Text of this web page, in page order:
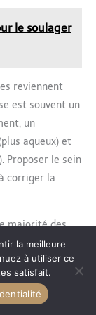
le soulager
reviennent
est souvent un
un
aqueux) et
Proposer le sein
corriger la
majorité des
le suivi à
une
au lieu de —
la meilleure
à utiliser ce
satisfait.